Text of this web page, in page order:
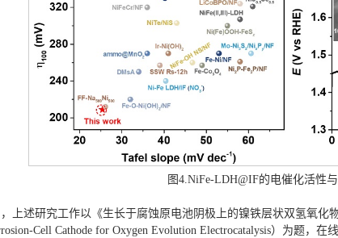
图4.NiFe-LDH@IF的电催化活性
，上述研究工作以《生长于腐蚀原电池阴极上的镍铁层状双氢氧化
Cell Cathode for Oxygen Evolution Electrocatalysis）为题，